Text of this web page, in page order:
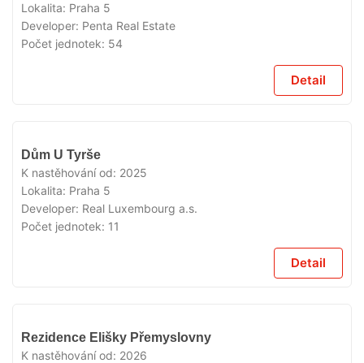
Lokalita: Praha 5
Developer: Penta Real Estate
Počet jednotek: 54
Detail
Dům U Tyrše
K nastěhování od: 2025
Lokalita: Praha 5
Developer: Real Luxembourg a.s.
Počet jednotek: 11
Detail
Rezidence Elišky Přemyslovny
K nastěhování od: 2026